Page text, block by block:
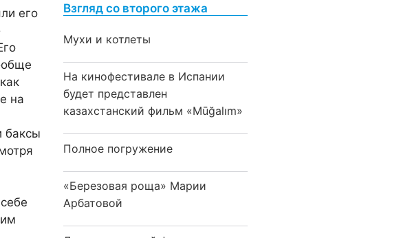
его
на
баксы
Взгляд со второго этажа
Мухи и котлеты
На кинофестивале в Испании
будет представлен
казахстанский фильм «Mūğalım»
Полное погружение
«Березовая роща» Марии
Арбатовой